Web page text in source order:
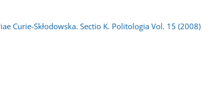
Curie-Skłodowska. Sectio K. Politologia Vol. 15 (2008)